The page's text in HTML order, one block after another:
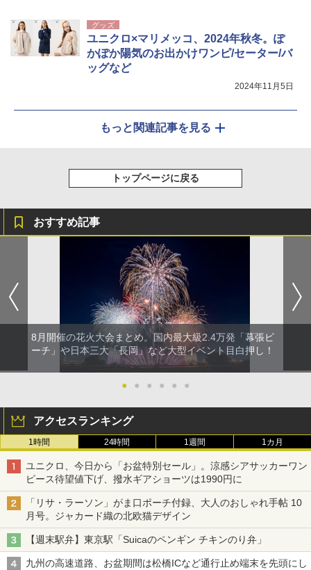
グッズ
ユニクロ×マリメッコ、2024年秋冬。ぽ
かぽか陽気のお出かけワンピ/セーター/バ
ッグなど
2024年11月5日
もっと関連記事を見る
トップページに戻る
おすすめ記事
8月開催の花火大会まとめ。国内最大級2.4万発「幕張ビ
ーチ」や日本三大「長岡」など大型イベント目白押し！
● ● ● ● ● ●
アクセスランキング
1時間 24時間 1週間 1カ月
ユニクロ、今日から「お盆特別セール」。涼感シアサッカーワン
ピース待望値下げ、撥水ギアショーツは1990円に
「リサ・ラーソン」がま口ポーチ付録、大人のおしゃれ手帖 10
月号。ジャカード織の北欧猫デザイン
【週末駅弁】東京駅「Suicaのペンギン チキンのり弁」
九州の高速道路、お盆期間は松橋ICなど通行止め端末を先頭にし